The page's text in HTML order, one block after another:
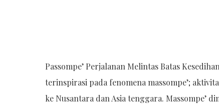
Hit enter to search or ESC to close
Passompe’ Perjalanan Melintas Batas
terinspirasi pada fenomena massompe’;
ke Nusantara dan Asia tenggara. Massompe’